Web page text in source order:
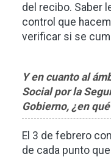
del recibo. Saber
control que
verificar si se
Y en cuanto al
Social por la
Gobierno, ¿en
El 3 de febrero
de cada punto